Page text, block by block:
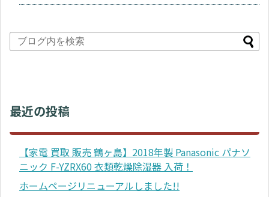
最近の投稿
【家電 買取 販売 鶴ヶ島】2018年製 Panasonic パナソ
ニック F-YZRX60 衣類乾燥除湿器 入荷！
ホームページリニューアルしました!!